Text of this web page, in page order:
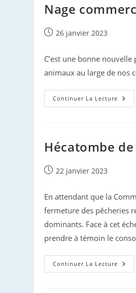
Nage
Publication
26 janvier 2023
C’est une bonne
animaux au large de nos
Continuer La Lecture Nage
Les
Hécatombe
Publication
22 janvier 2023
En attendant que la
fermeture des pêcheries
dominants. Face à cet
prendre à témoin le
Continuer La Lecture
De